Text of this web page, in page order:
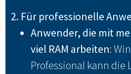
2. Für professionelle
Anwender, die mit
viel RAM arbeiten:
Professional kann die